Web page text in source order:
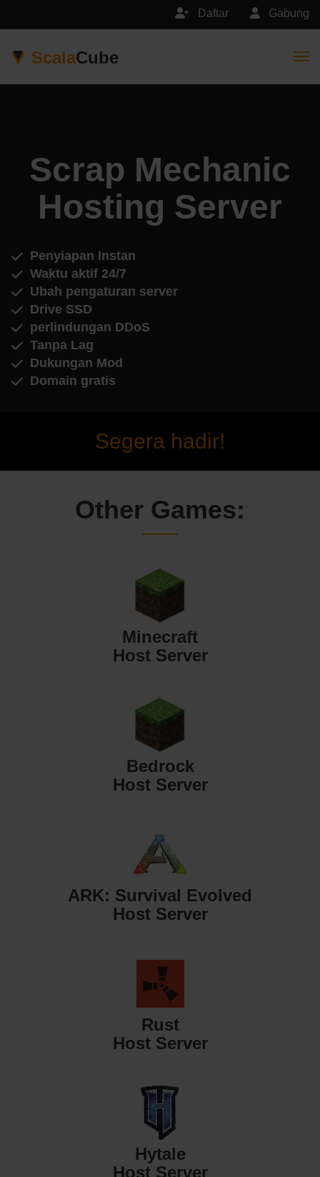
Gabung
Daftar
ScalaCube
Scrap Mechanic
Hosting Server
Penyiapan Instan
Waktu aktif 24/7
Ubah pengaturan server
Drive SSD
perlindungan DDoS
Tanpa Lag
Dukungan Mod
Domain gratis
Segera hadir!
Other Games:
Minecraft
Host Server
Bedrock
Host Server
ARK: Survival Evolved
Host Server
Rust
Host Server
Hytale
Host Server